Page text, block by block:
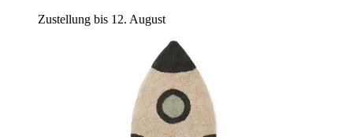
Zustellung bis 12. August